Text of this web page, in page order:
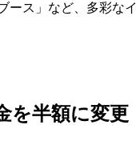
ース」など、多彩な
を半額に変更